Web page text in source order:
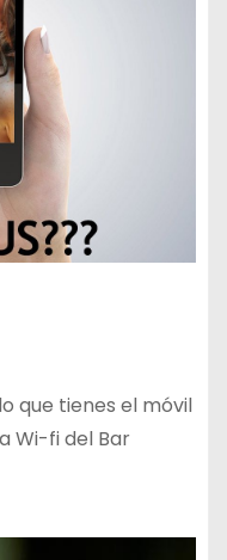
que tienes el móvil
Wi-fi del Bar